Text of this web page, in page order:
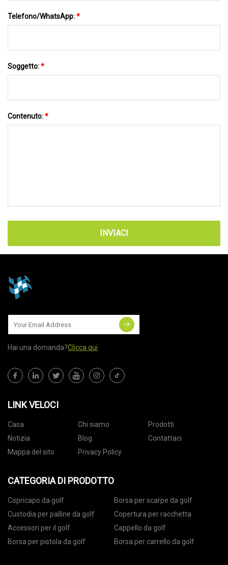
Telefono/WhatsApp:*
Soggetto:*
Contenuto:*
INVIACI
Hai una domanda?Clicca qui
LINK VELOCI
Casa Chi siamo
Prodotti
Notizia
Blog
Contattaci
Mappa del sito
Privacy Policy
CATEGORIA DI PRODOTTO
Copricapo da golf
Borsa per scarpe da golf
Custodia per palline da golf
Copertura per racchetta
Accessori per il golf
Cappello da golf
Borsa per pistola da golf
Borsa per carrello da golf